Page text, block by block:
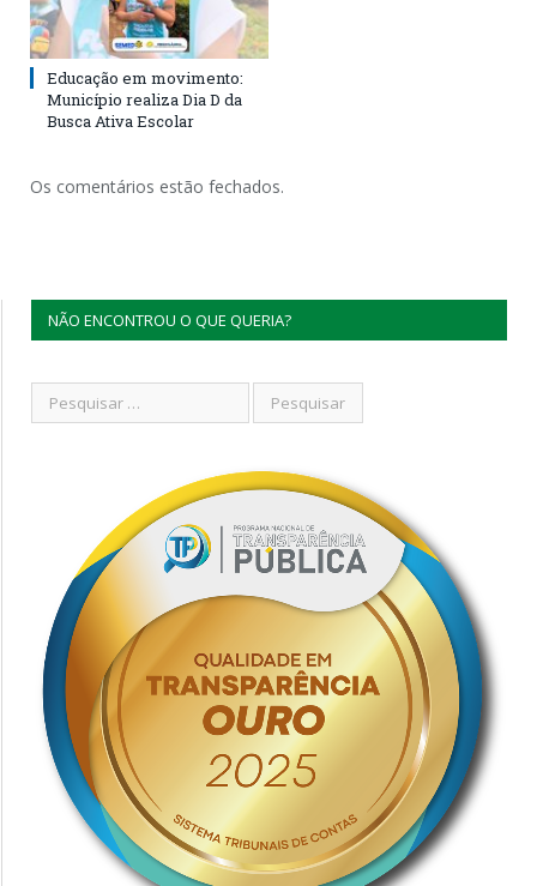
Educação em movimento:
Município realiza Dia D da
Busca Ativa Escolar
Os comentários estão fechados.
NÃO ENCONTROU O QUE QUERIA?